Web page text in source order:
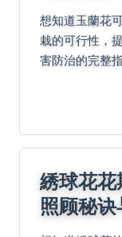
想知道玉蘭花
栽的可行性，
害防治的完整
綉球花花
照顾秘